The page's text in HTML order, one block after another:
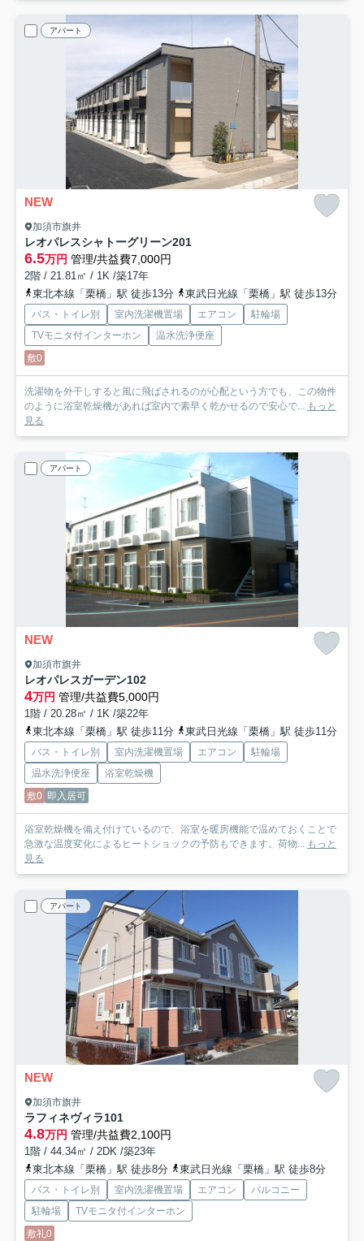
アパート
NEW
加須市旗井
レオパレスシャトーグリーン201
6.5万円 管理/共益費7,000円
2階 / 21.81㎡ / 1K /築17年
東北本線「栗橋」駅 徒歩13分
東武日光線「栗橋」駅 徒歩13分
バス・トイレ別 室内洗濯機置場 エアコン
駐輪場
TVモニタ付インターホン
温水洗浄便座
敷0
洗濯物を外干しすると風に飛ばされるのが心配という方でも、この物件
のように浴室乾燥機があれば室内で素早く乾かせるので安心で... もっと
見る
アパート
NEW
加須市旗井
レオパレスガーデン102
4万円 管理/共益費5,000円
1階 / 20.28㎡ / 1K /築22年
東北本線「栗橋」駅 徒歩11分
東武日光線「栗橋」駅 徒歩11分
バス・トイレ別 室内洗濯機置場 エアコン
駐輪場
温水洗浄便座
浴室乾燥機
敷0 即入居可
浴室乾燥機を備え付けているので、浴室を暖房機能で温めておくことで
急激な温度変化によるヒートショックの予防もできます。荷物... もっと
見る
アパート
NEW
加須市旗井
ラフィネヴィラ101
4.8万円 管理/共益費2,100円
1階 / 44.34㎡ / 2DK /築23年
東北本線「栗橋」駅 徒歩8分
東武日光線「栗橋」駅 徒歩8分
バス・トイレ別 室内洗濯機置場 エアコン
バルコニー
駐輪場
TVモニタ付インターホン
敷礼0